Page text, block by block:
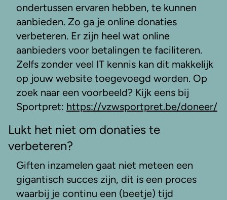
ondertussen ervaren hebben, te kunnen
aanbieden. Zo ga je online donaties
verbeteren. Er zijn heel wat online
aanbieders voor betalingen te faciliteren.
Zelfs zonder veel IT kennis kan dit makkelijk
op jouw website toegevoegd worden. Op
zoek naar een voorbeeld? Kijk eens bij
Sportpret: https://vzwsportpret.be/doneer/
Lukt het niet om donaties te
verbeteren?
Giften inzamelen gaat niet meteen een
gigantisch succes zijn, dit is een proces
waarbij je continu een (beetje) tijd